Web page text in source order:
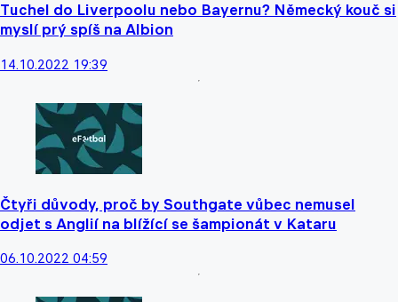
Tuchel do Liverpoolu nebo Bayernu? Německý kouč si
myslí prý spíš na Albion
14.10.2022 19:39
Čtyři důvody, proč by Southgate vůbec nemusel
odjet s Anglií na blížící se šampionát v Kataru
06.10.2022 04:59